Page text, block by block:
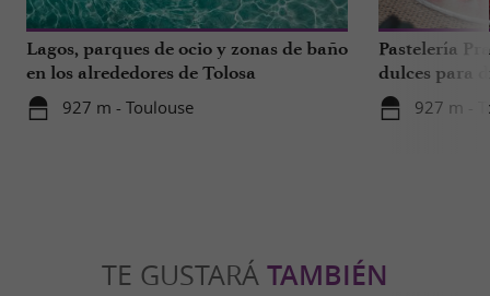
Lagos, parques de ocio y zonas de baño
en los alrededores de Tolosa
927 m - Toulouse
Pastelería
dulces para
a 1 hora de
927 m -
TE GUSTARÁ TAMBIÉN